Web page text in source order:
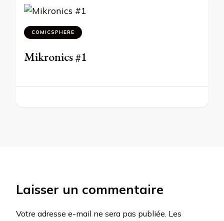
COMICSPHERE
Mikronics #1
Laisser un commentaire
Votre adresse e-mail ne sera pas publiée. Les